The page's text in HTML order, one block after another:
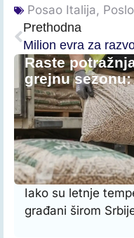
Posao Italija,
Prethodna
Raste
grejnu
Iako su letnje
građani širom